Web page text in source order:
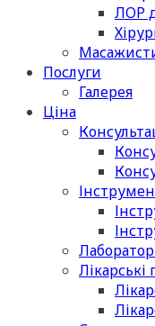
ЛОР
Послуги
Галерея
Ціна